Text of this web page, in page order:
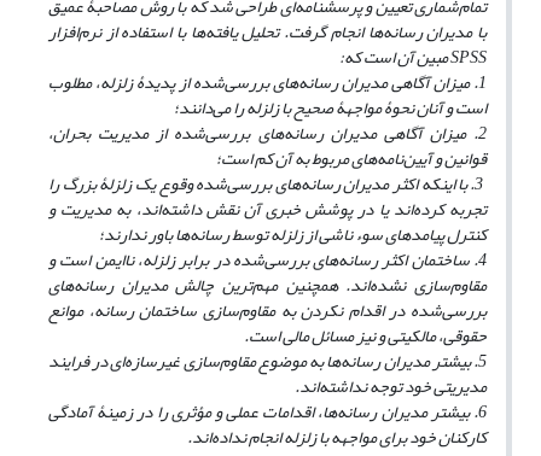
تمام‌شماری تعیین و پرسشنامه‌ای طراحی شد که با روش مصاحبۀ عمیق
با مدیران رسانه‌ها انجام گرفت. تحلیل یافته‌ها با استفاده از نرم‌افزار
SPSSمبین آن است که:
1. میزان آگاهی مدیران رسانه‌های بررسی‌شده از پدیدۀ زلزله، مطلوب
است و آنان نحوۀ مواجهۀ صحیح با زلزله را می‌دانند؛
2. میزان آگاهی مدیران رسانه‌های بررسی‌شده از مدیریت بحران،
قوانین و آیین‌نامه‌های مربوط به آن کم است؛
3. با اینکه اکثر مدیران رسانه‌های بررسی‌شده وقوع یک زلزلۀ بزرگ را
تجربه کرده‌اند یا در پوشش خبری آن نقش داشته‌اند، به مدیریت و
کنترل پیامدهای سوء ناشی از زلزله توسط رسانه‌ها باور ندارند؛
4. ساختمان اکثر رسانه‌های بررسی‌شده در برابر زلزله، ناایمن است و
مقاوم‌سازی نشده‌اند. همچنین مهم‌ترین چالش مدیران رسانه‌های
بررسی‌شده در اقدام نکردن به مقاوم‌سازی ساختمان رسانه، موانع
حقوقی، مالکیتی و نیز مسائل مالی است.
5. بیشتر مدیران رسانه‌ها به موضوع مقاوم‌سازی غیرسازه‌ای در فرایند
مدیریتی خود توجه نداشته‌اند.
6. بیشتر مدیران رسانه‌ها، اقدامات عملی و مؤثری را در زمینۀ آمادگی
کارکنان خود برای مواجهه با زلزله انجام نداده‌اند.